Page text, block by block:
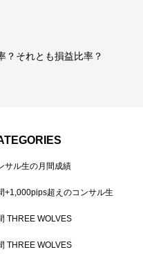
？それとも損益比率？
サル生の月間成績
+1,000pips超えのコンサル生
THREE WOLVES
THREE WOLVES